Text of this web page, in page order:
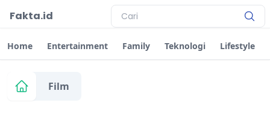
Fakta.id
Home Entertainment Family Teknologi Lifestyle
Film